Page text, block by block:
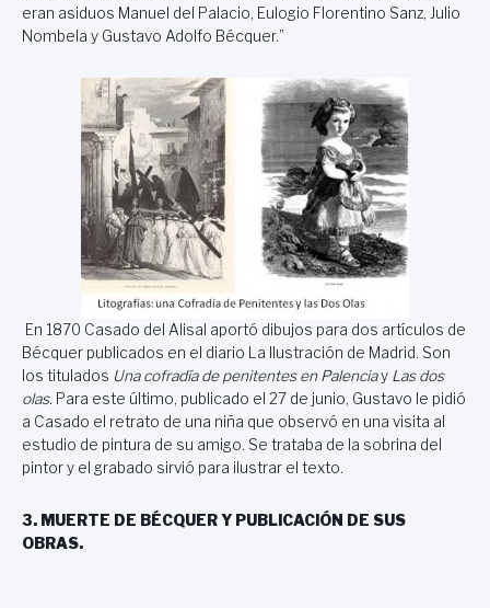
eran asiduos Manuel del Palacio, Eulogio Florentino Sanz, Julio
Nombela y Gustavo Adolfo Bécquer.”
En 1870 Casado del Alisal aportó dibujos para dos artículos de
Bécquer publicados en el diario La Ilustración de Madrid. Son
los titulados Una cofradía de penitentes en Palenciay Las dos
olas. Para este último, publicado el 27 de junio, Gustavo le pidió
a Casado el retrato de una niña que observó en una visita al
estudio de pintura de su amigo. Se trataba de la sobrina del
pintor y el grabado sirvió para ilustrar el texto.
3. MUERTE DE BÉCQUER Y PUBLICACIÓN DE SUS
OBRAS.